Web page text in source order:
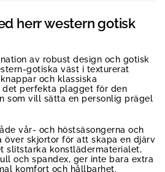
herr western gotisk
av robust design och gotisk
gotiska väst i texturerat
och klassiska
det perfekta plagget för den
som vill sätta en personlig prägel
vår- och höstsäsongerna och
över skjortor för att skapa en djärv
slitstarka konstlädermaterialet,
och spandex, ger inte bara extra
komfort och hållbarhet.